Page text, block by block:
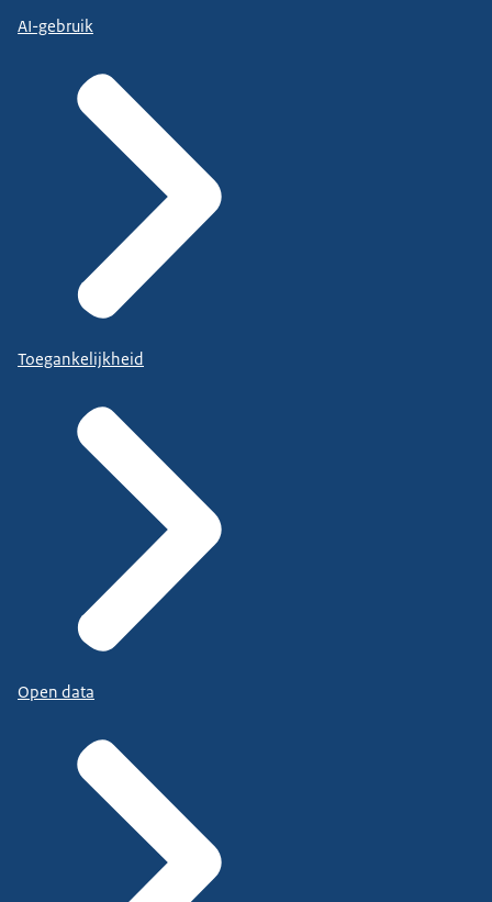
AI-gebruik
Toegankelijkheid
Open data